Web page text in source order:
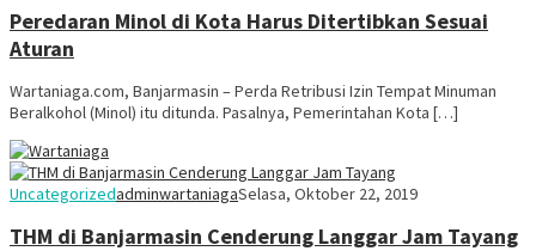
Peredaran Minol di Kota Harus Ditertibkan Sesuai
Aturan
Wartaniaga.com, Banjarmasin – Perda Retribusi Izin Tempat Minuman
Beralkohol (Minol) itu ditunda. Pasalnya, Pemerintahan Kota […]
UncategorizedadminwartaniagaSelasa, Oktober 22, 2019
THM di Banjarmasin Cenderung Langgar Jam Tayang